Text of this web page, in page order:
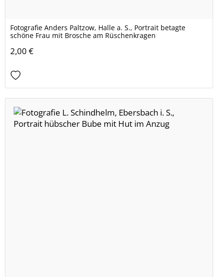
Fotografie Anders Paltzow, Halle a. S., Portrait betagte
schöne Frau mit Brosche am Rüschenkragen
2,00 €